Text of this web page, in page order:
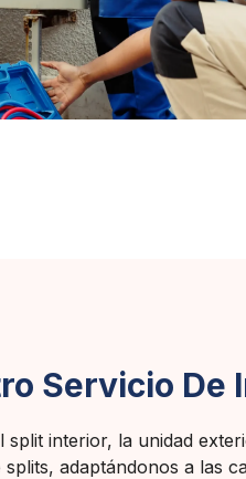
Servicio
interior, la unidad
adaptándonos a las